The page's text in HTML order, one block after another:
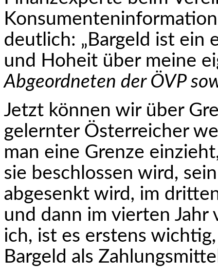
deutlich: „Bargeld ist ein
und Hoheit über meine
Abgeordneten der ÖVP
Jetzt können wir über
gelernter Österreicher
man eine Grenze
sie beschlossen wird,
abgesenkt wird, im
und dann im vierten Jahr
ich, ist es erstens
Bargeld als